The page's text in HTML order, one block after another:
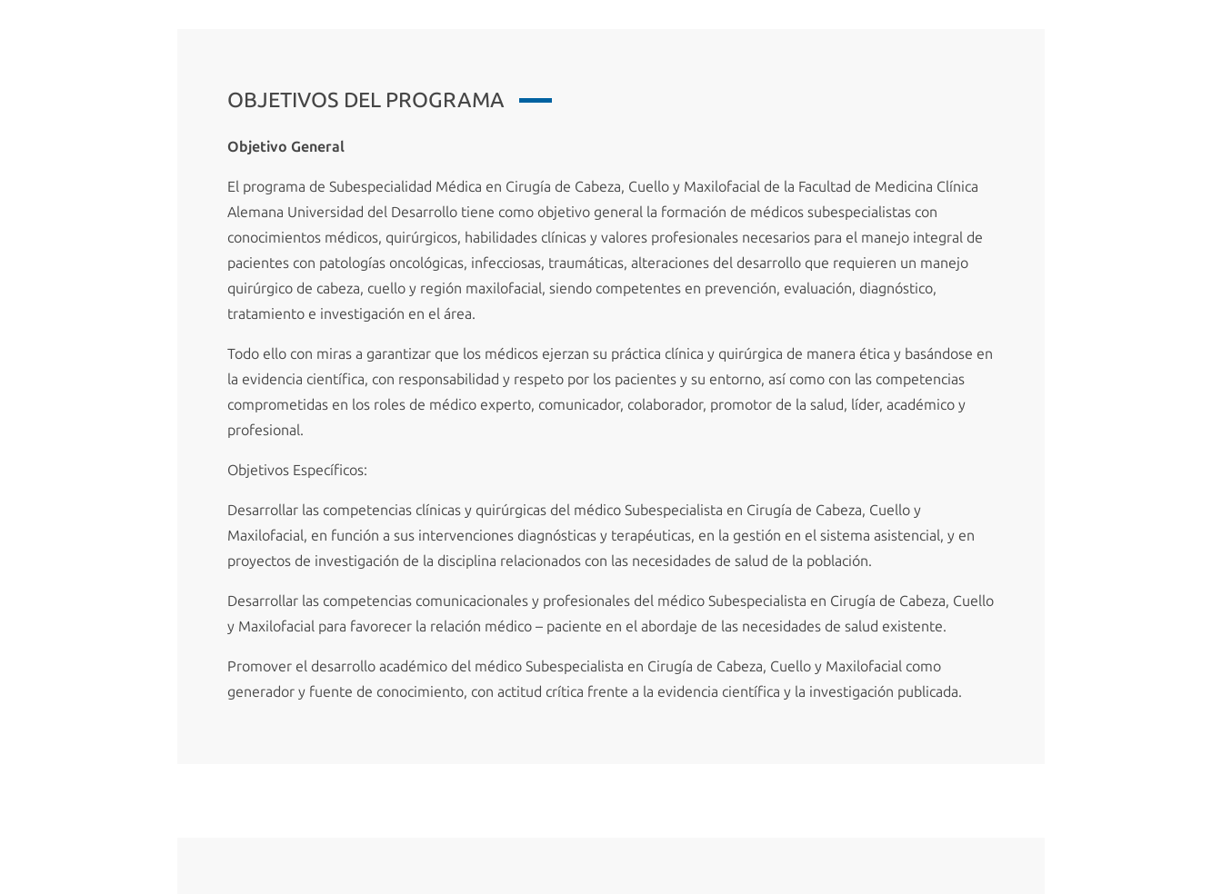
OBJETIVOS DEL PROGRAMA
Objetivo General
El programa de Subespecialidad Médica en Cirugía de Cabeza, Cuello y Maxilofacial de la Facultad de Medicina Clínica
Alemana Universidad del Desarrollo tiene como objetivo general la formación de médicos subespecialistas con
conocimientos médicos, quirúrgicos, habilidades clínicas y valores profesionales necesarios para el manejo integral de
pacientes con patologías oncológicas, infecciosas, traumáticas, alteraciones del desarrollo que requieren un manejo
quirúrgico de cabeza, cuello y región maxilofacial, siendo competentes en prevención, evaluación, diagnóstico,
tratamiento e investigación en el área.
Todo ello con miras a garantizar que los médicos ejerzan su práctica clínica y quirúrgica de manera ética y basándose en
la evidencia científica, con responsabilidad y respeto por los pacientes y su entorno, así como con las competencias
comprometidas en los roles de médico experto, comunicador, colaborador, promotor de la salud, líder, académico y
profesional.
Objetivos Específicos:
Desarrollar las competencias clínicas y quirúrgicas del médico Subespecialista en Cirugía de Cabeza, Cuello y
Maxilofacial, en función a sus intervenciones diagnósticas y terapéuticas, en la gestión en el sistema asistencial, y en
proyectos de investigación de la disciplina relacionados con las necesidades de salud de la población.
Desarrollar las competencias comunicacionales y profesionales del médico Subespecialista en Cirugía de Cabeza, Cuello
y Maxilofacial para favorecer la relación médico – paciente en el abordaje de las necesidades de salud existente.
Promover el desarrollo académico del médico Subespecialista en Cirugía de Cabeza, Cuello y Maxilofacial como
generador y fuente de conocimiento, con actitud crítica frente a la evidencia científica y la investigación publicada.